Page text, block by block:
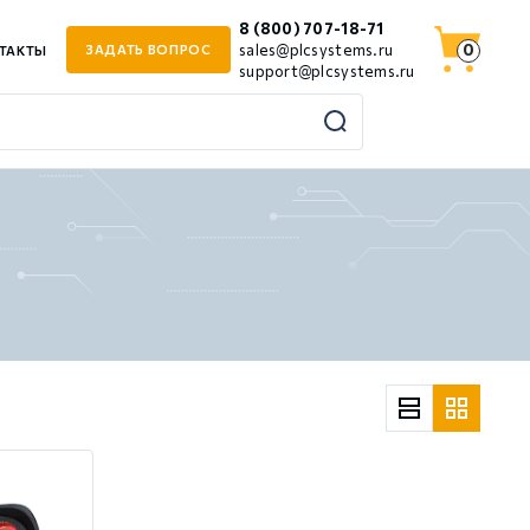
ЗАДАТЬ ВОПРОС
8 (800) 707-18-71
sales@plcsystems.ru
support@plcsystems.ru
0